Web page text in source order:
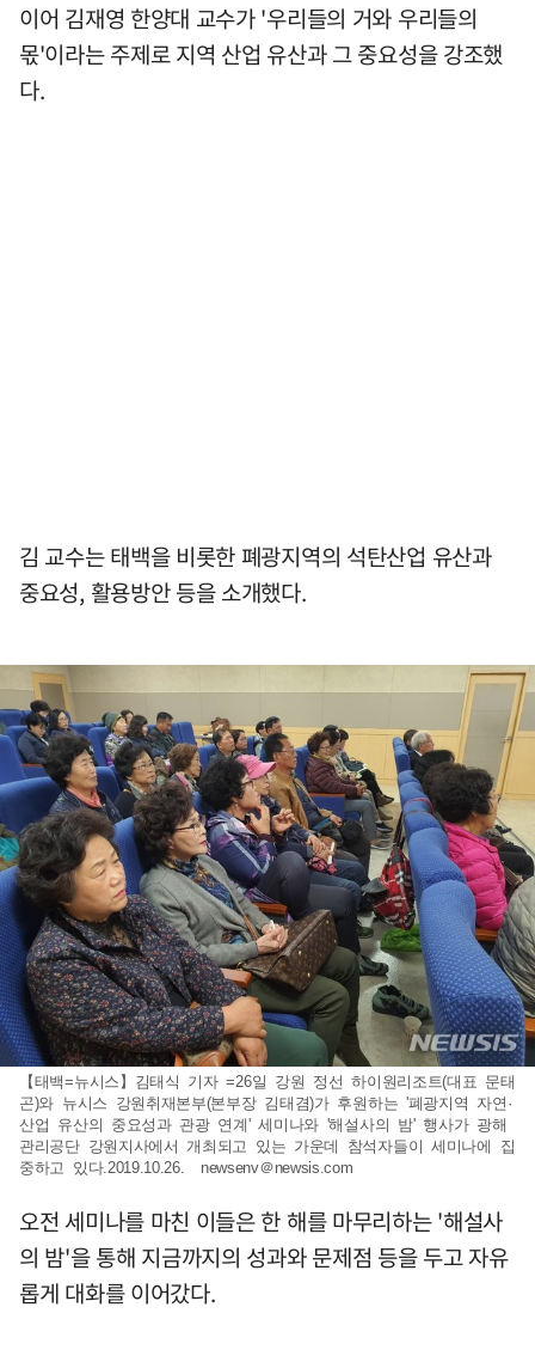
이어 김재영 한양대 교수가 '우리들의 거와 우리들의
몫'이라는 주제로 지역 산업 유산과 그 중요성을 강조했
다.
김 교수는 태백을 비롯한 폐광지역의 석탄산업 유산과
중요성, 활용방안 등을 소개했다.
【태백=뉴시스】김태식 기자 =26일 강원 정선 하이원리조트(대표 문태
곤)와 뉴시스 강원취재본부(본부장 김태겸)가 후원하는 '폐광지역 자연·
산업 유산의 중요성과 관광 연계' 세미나와 '해설사의 밤' 행사가 광해
관리공단 강원지사에서 개최되고 있는 가운데 참석자들이 세미나에 집
중하고 있다.2019.10.26. newsenv＠newsis.com
오전 세미나를 마친 이들은 한 해를 마무리하는 '해설사
의 밤'을 통해 지금까지의 성과와 문제점 등을 두고 자유
롭게 대화를 이어갔다.